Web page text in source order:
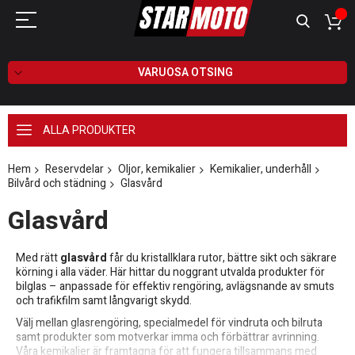
VARUOSA OTSING
ALLA PRODUKTER
Hem Reservdelar Oljor, kemikalier
Kemikalier, underhåll
Bilvård och städning
Glasvård
Glasvård
Med rättglasvårdfår du kristallklara rutor, bättre sikt och säkrare
körning i alla väder. Här hittar du noggrant utvalda produkter för
bilglas – anpassade för effektiv rengöring, avlägsnande av smuts
och trafikfilm samt långvarigt skydd.
Välj mellan glasrengöring, specialmedel för vindruta och bilruta
samt produkter som motverkar imma och förbättrar avrinning.
Våra kemikalier är framtagna för att fungera tillsammans med